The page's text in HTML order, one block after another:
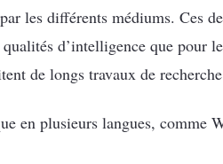
les différents médiums. Ces
d’intelligence que pour
de longs travaux de
en plusieurs langues,